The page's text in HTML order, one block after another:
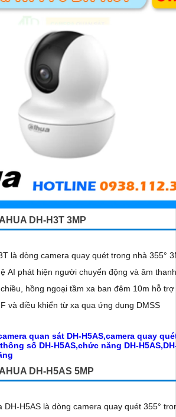
DH-H3T 3MP
là dòng camera quay quét trong nhà 355°
AI phát hiện người chuyển động và âm
hồng ngoại tầm xa ban đêm 10m hỗ
và điều khiển từ xa qua ứng dụng DMSS
DH-H5AS 5MP
DH-H5AS là dòng camera quay quét 355°